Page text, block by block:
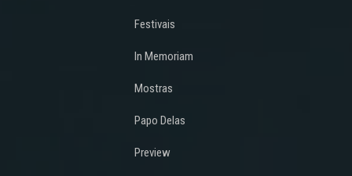
Festivais
In Memoriam
Mostras
Papo Delas
Preview